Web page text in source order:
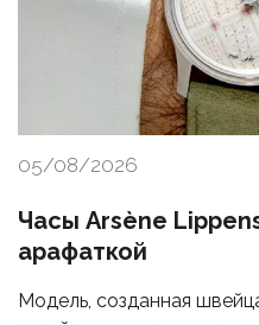
05/08/2026
Часы Arsène
арафаткой
Модель, созданная